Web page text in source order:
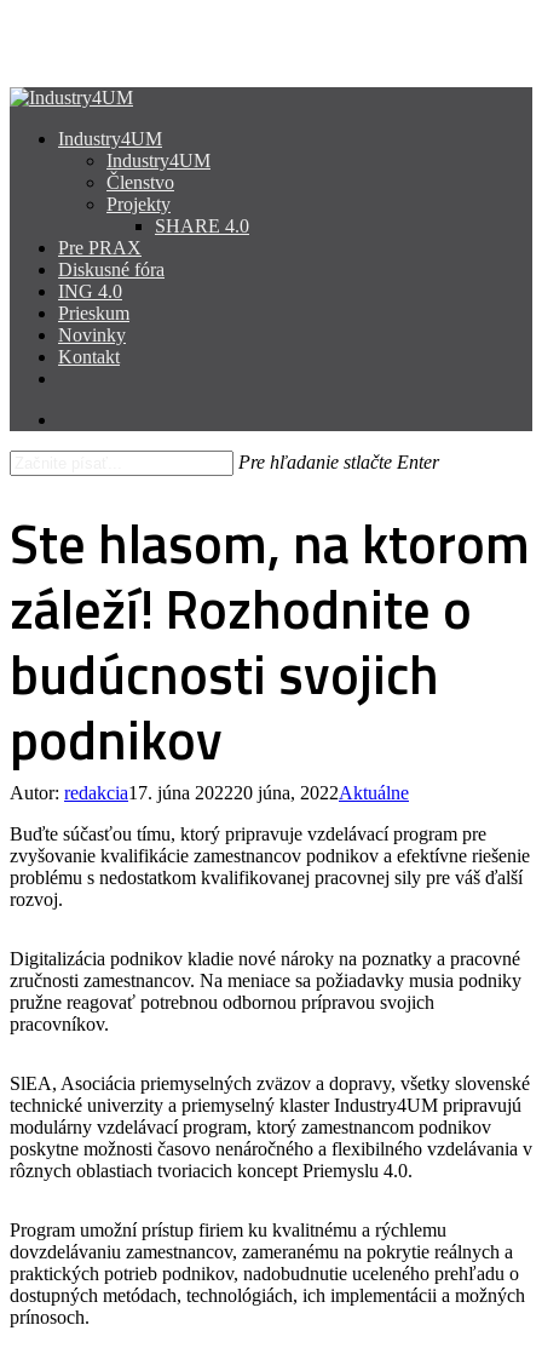
content
search
Menu
Industry4UM
Industry4UM
Členstvo
Projekty
SHARE 4.0
Pre PRAX
Diskusné fóra
ING 4.0
Prieskum
Novinky
Kontakt
Pre hľadanie stlačte Enter
Ste hlasom, na ktorom
záleží! Rozhodnite o
budúcnosti svojich
podnikov
Autor: redakcia17. júna 202220 júna, 2022Aktuálne
Buďte súčasťou tímu, ktorý pripravuje vzdelávací program pre
zvyšovanie kvalifikácie zamestnancov podnikov a efektívne riešenie
problému s nedostatkom kvalifikovanej pracovnej sily pre váš ďalší
rozvoj.
Digitalizácia podnikov kladie nové nároky na poznatky a pracovné
zručnosti zamestnancov. Na meniace sa požiadavky musia podniky
pružne reagovať potrebnou odbornou prípravou svojich
pracovníkov.
SlEA, Asociácia priemyselných zväzov a dopravy, všetky slovenské
technické univerzity a priemyselný klaster Industry4UM pripravujú
modulárny vzdelávací program, ktorý zamestnancom podnikov
poskytne možnosti časovo nenáročného a flexibilného vzdelávania v
rôznych oblastiach tvoriacich koncept Priemyslu 4.0.
Program umožní prístup firiem ku kvalitnému a rýchlemu
dovzdelávaniu zamestnancov, zameranému na pokrytie reálnych a
praktických potrieb podnikov, nadobudnutie uceleného prehľadu o
dostupných metódach, technológiách, ich implementácii a možných
prínosoch.
Menu